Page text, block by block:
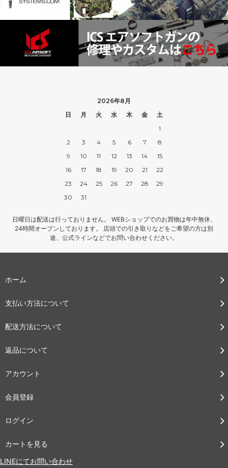
2026年8月
日
月 火 水 木 金
土
1
2
3 4 5 6 7
8
9
10 11 12 13 14
15
16
17 18 19 20 21
22
23
24 25 26 27 28
29
30
31
日曜日は配送は行っておりません。 WEBショップでのお買物は年中無休、
24時間オープンしております。 店頭での引き取りなどをご希望の方は別
途、公式ラインなどでお問い合わせください。
ホーム
支払い方法について
配送方法について
返品について
アカウント
会員登録
ログイン
カートを見る
LINEにてお問い合わせ